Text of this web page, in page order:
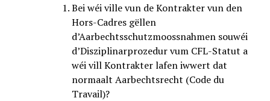
Bei wéi ville vun de Kontrakter vun den
Hors-Cadres gëllen
d’Aarbechtsschutzmoossnahmen souwéi
d’Disziplinarprozedur vum CFL-Statut a
wéi vill Kontrakter lafen iwwert dat
normaalt Aarbechtsrecht (Code du
Travail)?